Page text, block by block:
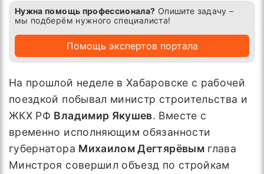
Нужна помощь профессионала? Опишите задачу –
мы подберём нужного специалиста!
Помощь экспертов портала
На прошлой неделе в Хабаровске с рабочей
поездкой побывал министр строительства и
ЖКХ РФ Владимир Якушев. Вместе с
временно исполняющим обязанности
губернатора Михаилом Дегтярёвымглава
Минстроя совершил объезд по стройкам